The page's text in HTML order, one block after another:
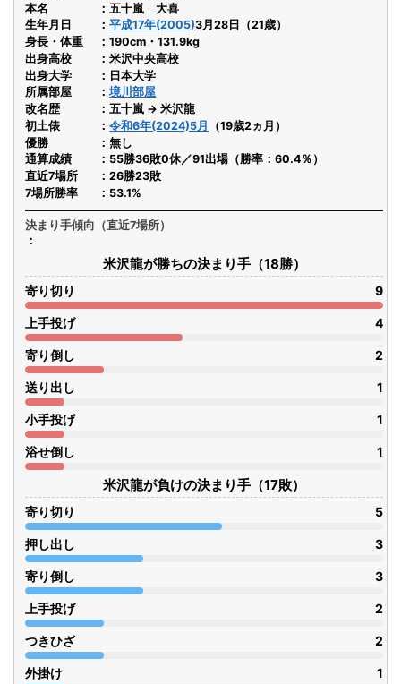
本名
五十嵐 大喜
生年月日
平成17年(2005)3月28日（21歳）
身長・体重
190cm・131.9kg
出身高校
米沢中央高校
出身大学
日本大学
所属部屋
境川部屋
改名歴
五十嵐 → 米沢龍
初土俵
令和6年(2024)5月
（19歳2ヵ月）
優勝
無し
通算成績
55勝36敗0休／91出場（勝率：60.4％）
直近7場所
26勝23敗
7場所勝率
53.1%
決まり手傾向（直近7場所）
米沢龍が勝ちの決まり手（18勝）
寄り切り 9
上手投げ 4
寄り倒し 2
送り出し 1
小手投げ 1
浴せ倒し 1
米沢龍が負けの決まり手（17敗）
寄り切り 5
押し出し 3
寄り倒し 3
上手投げ 2
つきひざ 2
外掛け 1